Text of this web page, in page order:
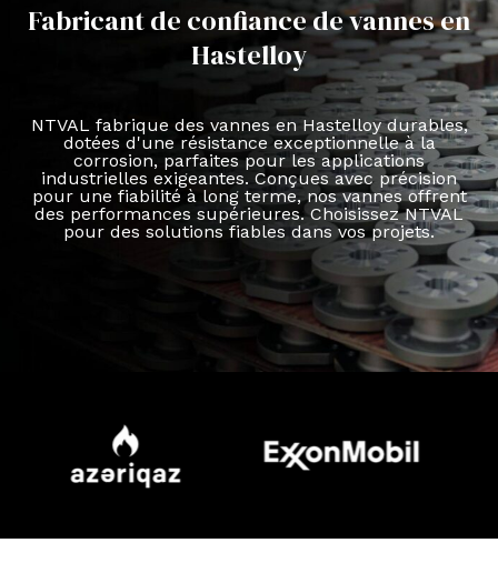
Fabricant de confiance de vannes en
Hastelloy
NTVAL fabrique des vannes en Hastelloy durables,
dotées d'une résistance exceptionnelle à la
corrosion, parfaites pour les applications
industrielles exigeantes. Conçues avec précision
pour une fiabilité à long terme, nos vannes offrent
des performances supérieures. Choisissez NTVAL
pour des solutions fiables dans vos projets.